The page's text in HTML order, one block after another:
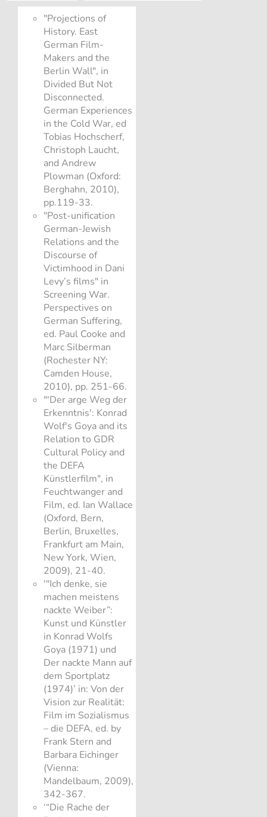
"Projections of
History. East
German Film-
Makers and the
Berlin Wall", in
Divided But Not
Disconnected.
German Experiences
in the Cold War, ed
Tobias Hochscherf,
Christoph Laucht,
and Andrew
Plowman (Oxford:
Berghahn, 2010),
pp.119-33.
"Post-unification
German-Jewish
Relations and the
Discourse of
Victimhood in Dani
Levy’s films" in
Screening War.
Perspectives on
German Suffering,
ed. Paul Cooke and
Marc Silberman
(Rochester NY:
Camden House,
2010), pp. 251-66.
"'Der arge Weg der
Erkenntnis': Konrad
Wolf's Goya and its
Relation to GDR
Cultural Policy and
the DEFA
Künstlerfilm", in
Feuchtwanger and
Film, ed. Ian Wallace
(Oxford, Bern,
Berlin, Bruxelles,
Frankfurt am Main,
New York, Wien,
2009), 21-40.
'"Ich denke, sie
machen meistens
nackte Weiber”:
Kunst und Künstler
in Konrad Wolfs
Goya (1971) und
Der nackte Mann auf
dem Sportplatz
(1974)’ in: Von der
Vision zur Realität:
Film im Sozialismus
– die DEFA, ed. by
Frank Stern and
Barbara Eichinger
(Vienna:
Mandelbaum, 2009),
342-367.
‘“Die Rache der